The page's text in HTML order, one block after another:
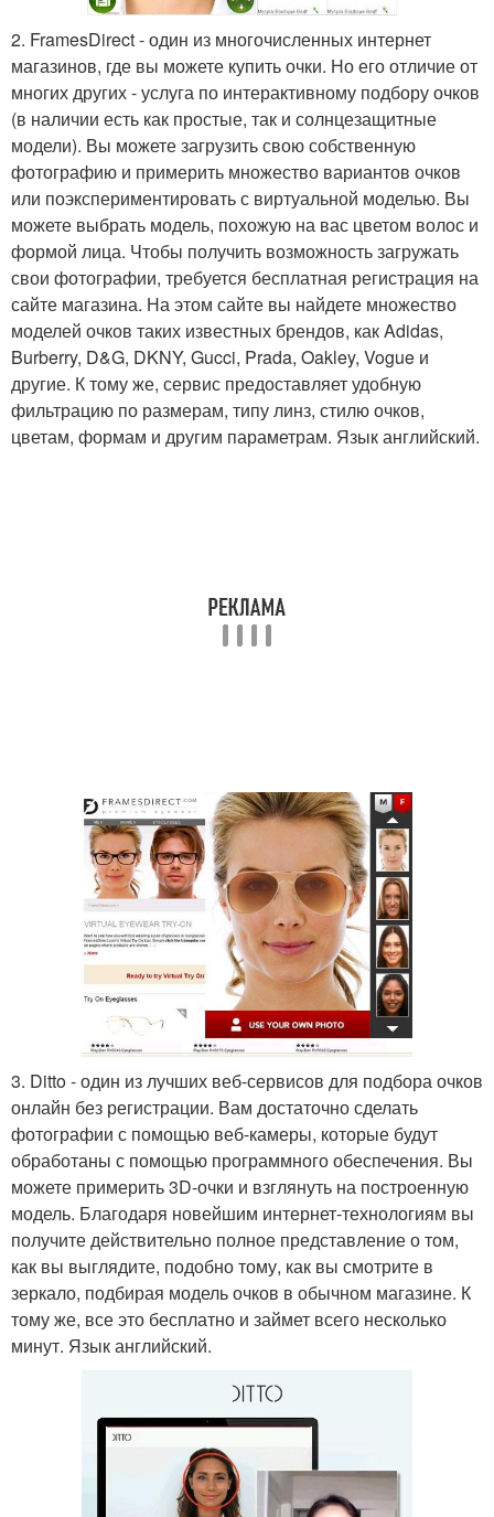
2. FramesDirect - один из многочисленных интернет
магазинов, где вы можете купить очки. Но его отличие от
многих других - услуга по интерактивному подбору очков
(в наличии есть как простые, так и солнцезащитные
модели). Вы можете загрузить свою собственную
фотографию и примерить множество вариантов очков
или поэкспериментировать с виртуальной моделью. Вы
можете выбрать модель, похожую на вас цветом волос и
формой лица. Чтобы получить возможность загружать
свои фотографии, требуется бесплатная регистрация на
сайте магазина. На этом сайте вы найдете множество
моделей очков таких известных брендов, как Adidas,
Burberry, D&G, DKNY, Gucci, Prada, Oakley, Vogue и
другие. К тому же, сервис предоставляет удобную
фильтрацию по размерам, типу линз, стилю очков,
цветам, формам и другим параметрам. Язык английский.
3. Ditto - один из лучших веб-сервисов для подбора очков
онлайн без регистрации. Вам достаточно сделать
фотографии с помощью веб-камеры, которые будут
обработаны с помощью программного обеспечения. Вы
можете примерить 3D-очки и взглянуть на построенную
модель. Благодаря новейшим интернет-технологиям вы
получите действительно полное представление о том,
как вы выглядите, подобно тому, как вы смотрите в
зеркало, подбирая модель очков в обычном магазине. К
тому же, все это бесплатно и займет всего несколько
минут. Язык английский.